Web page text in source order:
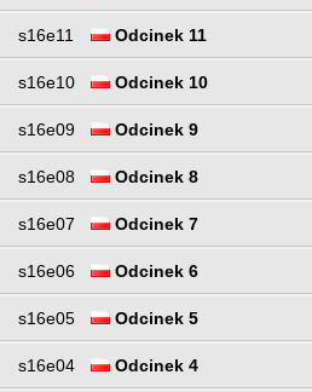
s16e11 Odcinek 11
s16e10 Odcinek 10
s16e09 Odcinek 9
s16e08 Odcinek 8
s16e07 Odcinek 7
s16e06 Odcinek 6
s16e05 Odcinek 5
s16e04 Odcinek 4